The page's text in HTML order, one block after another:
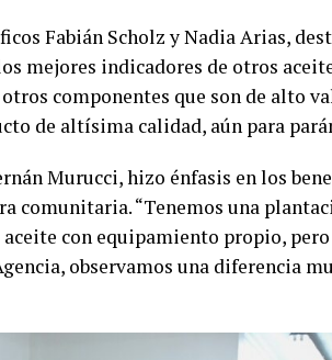
Fabián Scholz y Nadia Arias,
mejores indicadores de otros
componentes que son de alto
de altísima calidad, aún para
Murucci, hizo énfasis en los
comunitaria. “Tenemos una
con equipamiento propio,
observamos una diferencia